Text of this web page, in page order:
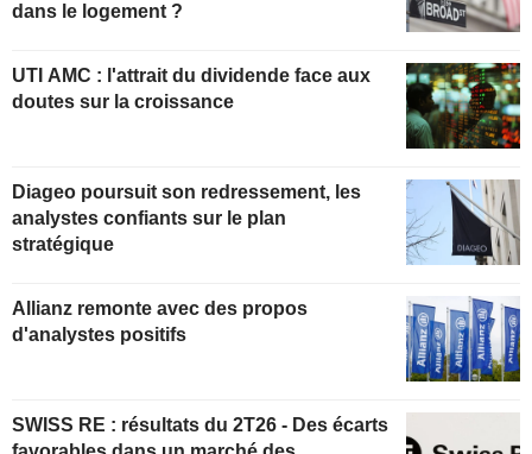
dans le logement ?
UTI AMC : l'attrait du dividende face aux
doutes sur la croissance
Diageo poursuit son redressement, les
analystes confiants sur le plan
stratégique
Allianz remonte avec des propos
d'analystes positifs
SWISS RE : résultats du 2T26 - Des écarts